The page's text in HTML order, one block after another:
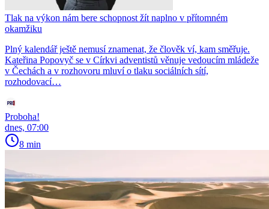
Tlak na výkon nám bere schopnost žít naplno v přítomném
okamžiku
Plný kalendář ještě nemusí znamenat, že člověk ví, kam směřuje.
Kateřina Popovyč se v Církvi adventistů věnuje vedoucím mládeže
v Čechách a v rozhovoru mluví o tlaku sociálních sítí,
rozhodovací…
Proboha!
dnes, 07:00
8 min